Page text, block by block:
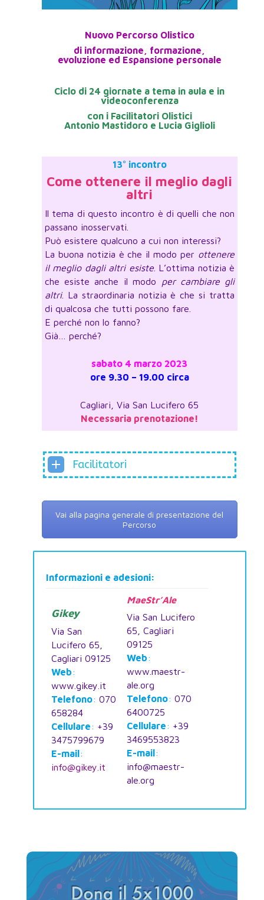
Nuovo Percorso Olistico
di informazione, formazione,
evoluzione ed Espansione personale
Ciclo di 24 giornate a tema in aula e in
videoconferenza
con i Facilitatori Olistici
Antonio Mastidoro e Lucia Giglioli
13° incontro
Come ottenere il meglio dagli
altri
Il tema di questo incontro è di quelli che non
passano inosservati.
Può esistere qualcuno a cui non interessi?
La buona notizia è che il modo per ottenere
il meglio dagli altri esiste. L’ottima notizia è
che esiste anche il modo per cambiare gli
altri. La straordinaria notizia è che si tratta
di qualcosa che tutti possono fare.
E perché non lo fanno?
Già… perché?
sabato 4 marzo 2023
ore 9.30 – 19.00 circa
Cagliari, Via San Lucifero 65
Necessaria prenotazione!
Facilitatori
Vai alla pagina generale di presentazione del
Percorso
Informazioni e adesioni:
Gikey
Via San
Lucifero 65,
Cagliari 09125
Web:
www.gikey.it
Telefono: 070
658284
Cellulare: +39
3475799679
E-mail:
info@gikey.it
MaeStr’Ale
Via San Lucifero
65, Cagliari
09125
Web:
www.maestr-
ale.org
Telefono: 070
6400725
Cellulare: +39
3469553823
E-mail:
info@maestr-
ale.org